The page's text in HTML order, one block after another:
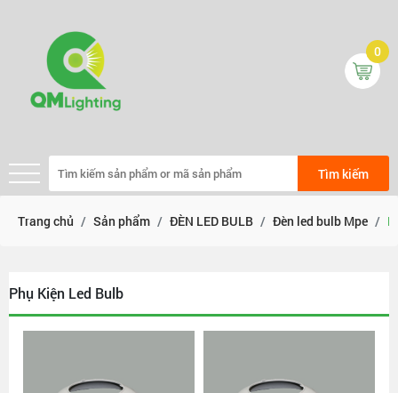
Tìm kiếm
0
Trang chủ Sản phẩm ĐÈN LED BULB Đèn led bulb Mpe
Phụ Kiện Led Bulb